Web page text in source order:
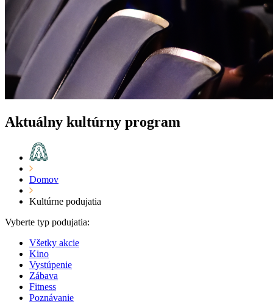
Aktuálny kultúrny program
Domov
Kultúrne podujatia
Vyberte typ podujatia:
Všetky akcie
Kino
Vystúpenie
Zábava
Fitness
Poznávanie